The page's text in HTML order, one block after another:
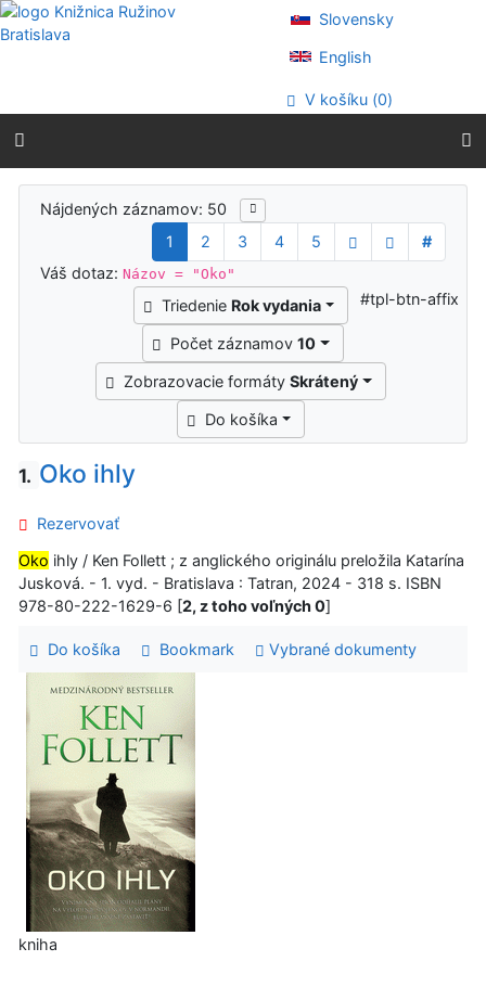
Prejsť na obsah
Prejsť na menu
Prehlásenie o webovej prístupnosti
Slovensky
English
V košíku (0)
Výsledky vyhľadávania
Nájdených záznamov: 50
1
2 3 4 5
#
Váš dotaz:Názov = "Oko"
Triedenie Rok vydania
Počet záznamov10
Zobrazovacie formátySkrátený
Do košíka
#tpl-btn-affix
1. Oko ihly
Rezervovať
Oko ihly / Ken Follett ; z anglického originálu preložila Katarína
Jusková. - 1. vyd. - Bratislava : Tatran, 2024 - 318 s. ISBN
978-80-222-1629-6 [2, z toho voľných 0]
Do košíka Bookmark Vybrané dokumenty
kniha